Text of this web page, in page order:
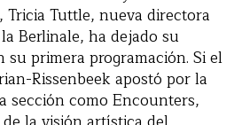
Tricia Tuttle, nueva directora
Berlinale, ha dejado su
su primera programación. Si el
Rissenbeek apostó por la
sección como Encounters,